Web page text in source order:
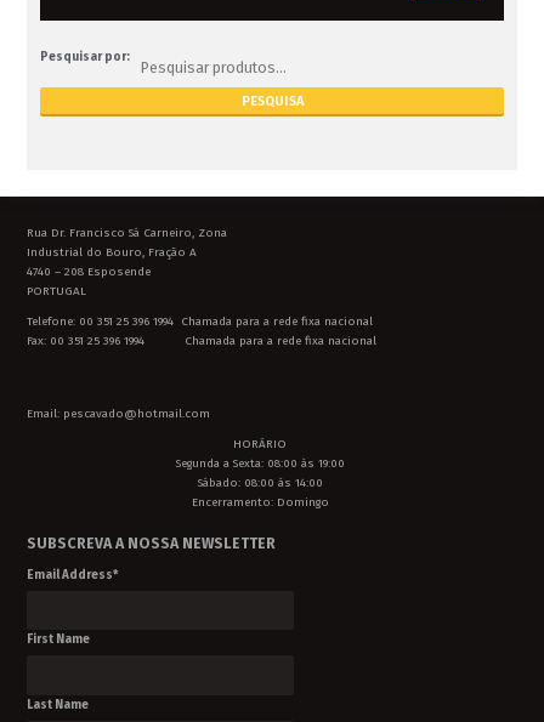
Pesquisar por:
Rua Dr. Francisco Sá Carneiro, Zona
Industrial do Bouro, Fração A
4740 – 208 Esposende
PORTUGAL
Telefone: 00 351 25 396 1994 Chamada para a rede fixa nacional
Fax: 00 351 25 396 1994 Chamada para a rede fixa nacional
Email: pescavado@hotmail.com
HORÁRIO
Segunda a Sexta: 08:00 às 19:00
Sábado: 08:00 às 14:00
Encerramento: Domingo
SUBSCREVA A NOSSA NEWSLETTER
Email Address*
First Name
Last Name